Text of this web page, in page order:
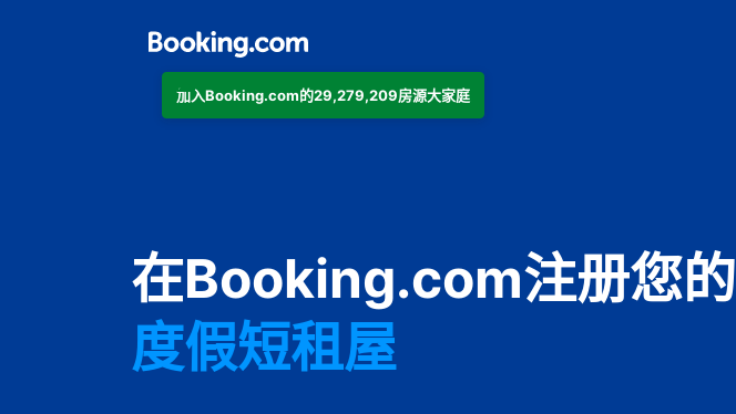
加入Booking.com的29,279,209房源大家庭
在Booking.com注册您的
酒店
度假短租屋